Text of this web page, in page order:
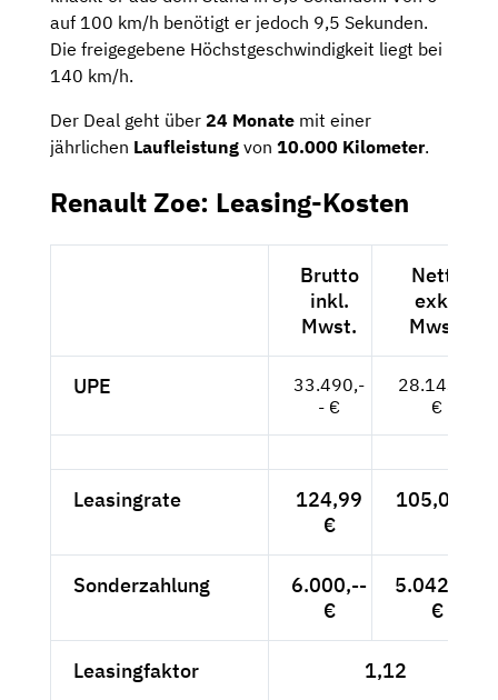
auf 100 km/h benötigt er jedoch 9,5 Sekunden.
Die freigegebene Höchstgeschwindigkeit liegt bei
140 km/h.
Der Deal geht über 24 Monate mit einer
jährlichen Laufleistung von 10.000 Kilometer.
Renault Zoe: Leasing-Kosten
Brutto
inkl.
Mwst.
Netto
exkl.
Mwst.
UPE
33.490,-
- €
28.143,--
€
Leasingrate
124,99
€
105,03 €
Sonderzahlung
6.000,--
€
5.042,02
€
Leasingfaktor 1,12